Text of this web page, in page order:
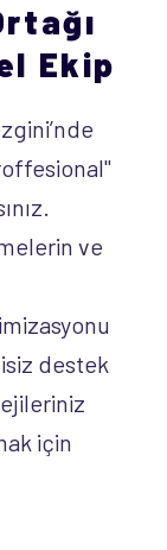
Ekip
ve
destek
için